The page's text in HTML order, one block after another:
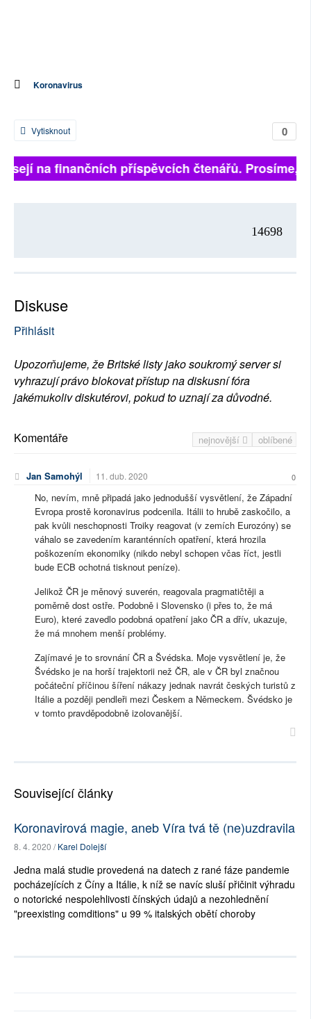
Koronavirus
0
Vytisknout
na finančních příspěvcích čtenářů. Prosíme,
14698
Diskuse
Přihlásit
Upozorňujeme, že Britské listy jako soukromý server si
vyhrazují právo blokovat přístup na diskusní fóra
jakémukoliv diskutérovi, pokud to uznají za důvodné.
nejnovější oblíbené
Komentáře
Jan Samohýl 11. dub. 2020 0
No, nevím, mně připadá jako jednodušší vysvětlení, že Západní
Evropa prostě koronavirus podcenila. Itálii to hrubě zaskočilo, a
pak kvůli neschopnosti Troiky reagovat (v zemích Eurozóny) se
váhalo se zavedením karanténních opatření, která hrozila
poškozením ekonomiky (nikdo nebyl schopen včas říct, jestli
bude ECB ochotná tisknout peníze).
Jelikož ČR je měnový suverén, reagovala pragmatičtěji a
poměrně dost ostře. Podobně i Slovensko (i přes to, že má
Euro), které zavedlo podobná opatření jako ČR a dřív, ukazuje,
že má mnohem menší problémy.
Zajímavé je to srovnání ČR a Švédska. Moje vysvětlení je, že
Švédsko je na horší trajektorii než ČR, ale v ČR byl značnou
počáteční příčinou šíření nákazy jednak navrát českých turistů z
Itálie a později pendleři mezi Českem a Německem. Švédsko je
v tomto pravděpodobně izolovanější.
Související články
Koronavirová magie, aneb Víra tvá tě (ne)uzdravila
8. 4. 2020 /Karel Dolejší
Jedna malá studie provedená na datech z rané fáze pandemie
pocházejících z Číny a Itálie, k níž se navíc sluší přičinit výhradu
o notorické nespolehlivosti čínských údajů a nezohlednění
"preexisting comditions" u 99 % italských obětí choroby